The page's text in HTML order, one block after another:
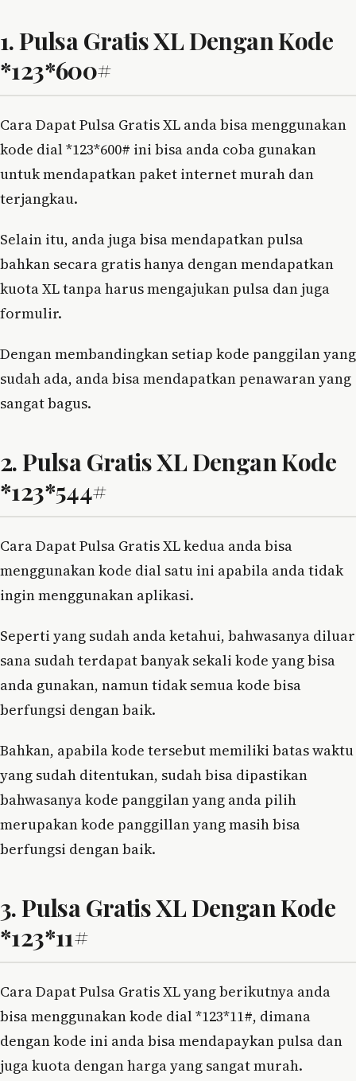
1. Pulsa Gratis XL Dengan Kode
*123*600#
Cara Dapat Pulsa Gratis XL anda bisa menggunakan
kode dial *123*600# ini bisa anda coba gunakan
untuk mendapatkan paket internet murah dan
terjangkau.
Selain itu, anda juga bisa mendapatkan pulsa
bahkan secara gratis hanya dengan mendapatkan
kuota XL tanpa harus mengajukan pulsa dan juga
formulir.
Dengan membandingkan setiap kode panggilan yang
sudah ada, anda bisa mendapatkan penawaran yang
sangat bagus.
2. Pulsa Gratis XL Dengan Kode
*123*544#
Cara Dapat Pulsa Gratis XL kedua anda bisa
menggunakan kode dial satu ini apabila anda tidak
ingin menggunakan aplikasi.
Seperti yang sudah anda ketahui, bahwasanya diluar
sana sudah terdapat banyak sekali kode yang bisa
anda gunakan, namun tidak semua kode bisa
berfungsi dengan baik.
Bahkan, apabila kode tersebut memiliki batas waktu
yang sudah ditentukan, sudah bisa dipastikan
bahwasanya kode panggilan yang anda pilih
merupakan kode panggillan yang masih bisa
berfungsi dengan baik.
3. Pulsa Gratis XL Dengan Kode
*123*11#
Cara Dapat Pulsa Gratis XL yang berikutnya anda
bisa menggunakan kode dial *123*11#, dimana
dengan kode ini anda bisa mendapaykan pulsa dan
juga kuota dengan harga yang sangat murah.